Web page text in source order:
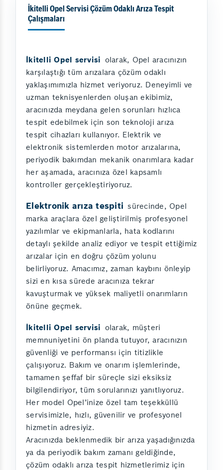
İkitelli Opel Servisi Çözüm Odaklı Arıza Tespit
Çalışmaları
İkitelli Opel servisi olarak, Opel aracınızın
karşılaştığı tüm arızalara çözüm odaklı
yaklaşımımızla hizmet veriyoruz. Deneyimli ve
uzman teknisyenlerden oluşan ekibimiz,
aracınızda meydana gelen sorunları hızlıca
tespit edebilmek için son teknoloji arıza
tespit cihazları kullanıyor. Elektrik ve
elektronik sistemlerden motor arızalarına,
periyodik bakımdan mekanik onarımlara kadar
her aşamada, aracınıza özel kapsamlı
kontroller gerçekleştiriyoruz.
Elektronik arıza tespiti sürecinde, Opel
marka araçlara özel geliştirilmiş profesyonel
yazılımlar ve ekipmanlarla, hata kodlarını
detaylı şekilde analiz ediyor ve tespit ettiğimiz
arızalar için en doğru çözüm yolunu
belirliyoruz. Amacımız, zaman kaybını önleyip
sizi en kısa sürede aracınıza tekrar
kavuşturmak ve yüksek maliyetli onarımların
önüne geçmek.
İkitelli Opel servisi olarak, müşteri
memnuniyetini ön planda tutuyor, aracınızın
güvenliği ve performansı için titizlikle
çalışıyoruz. Bakım ve onarım işlemlerinde,
tamamen şeffaf bir süreçle sizi eksiksiz
bilgilendiriyor, tüm sorularınızı yanıtlıyoruz.
Her model Opel’inize özel tam teşekküllü
servisimizle, hızlı, güvenilir ve profesyonel
hizmetin adresiyiz.
Aracınızda beklenmedik bir arıza yaşadığınızda
ya da periyodik bakım zamanı geldiğinde,
çözüm odaklı arıza tespit hizmetlerimiz için